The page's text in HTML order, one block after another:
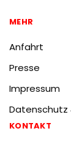
MEHR
Anfahrt
Presse
Impressum
KONTAKT